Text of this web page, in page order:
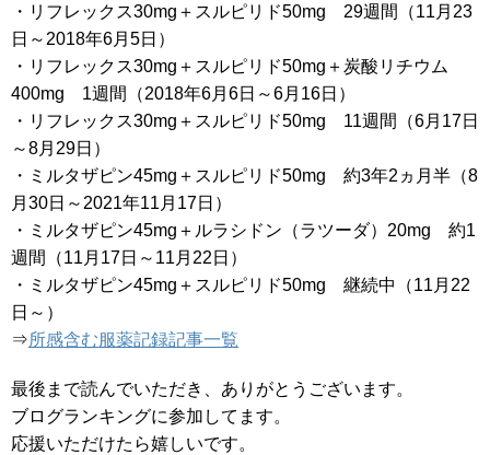
・リフレックス30mg＋スルピリド50mg 29週間（11月23
日～2018年6月5日）
・リフレックス30mg＋スルピリド50mg＋炭酸リチウム
400mg 1週間（2018年6月6日～6月16日）
・リフレックス30mg＋スルピリド50mg 11週間（6月17日
～8月29日）
・ミルタザピン45mg＋スルピリド50mg 約3年2ヵ月半（8
月30日～2021年11月17日）
・ミルタザピン45mg＋ルラシドン（ラツーダ）20mg 約1
週間（11月17日～11月22日）
・ミルタザピン45mg＋スルピリド50mg 継続中（11月22
日～）
⇒所感含む服薬記録記事一覧
最後まで読んでいただき、ありがとうございます。
ブログランキングに参加してます。
応援いただけたら嬉しいです。